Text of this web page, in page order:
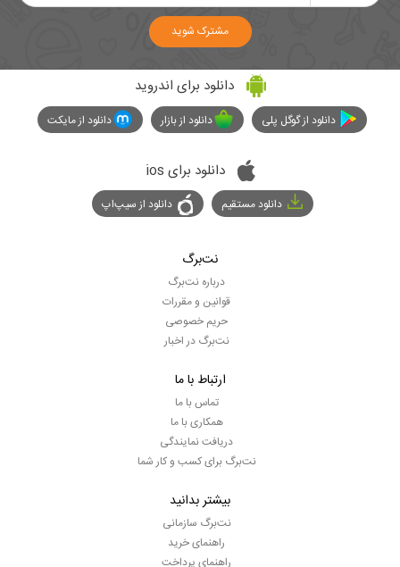
مشترک شوید
دانلود برای اندروید
دانلود از گوگل پلی دانلود از بازار دانلود از مایکت
دانلود برای ios
دانلود مستقیم دانلود از سیپ‌اپ
نت‌برگ
درباره نت‌برگ
قوانین و مقررات
حریم خصوصی
نت‌برگ در اخبار
ارتباط با ما
تماس با ما
همکاری با ما
دریافت نمایندگی
نت‌برگ برای کسب و کار شما
بیشتر بدانید
نت‌برگ سازمانی
راهنمای خرید
راهنمای پرداخت